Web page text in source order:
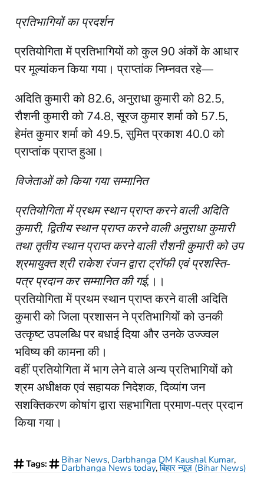
प्रतिभागियों का प्रदर्शन
प्रतियोगिता में प्रतिभागियों को कुल 90 अंकों के आधार
पर मूल्यांकन किया गया। प्राप्तांक निम्नवत रहे—
अदिति कुमारी को 82.6, अनुराधा कुमारी को 82.5,
रौशनी कुमारी को 74.8, सूरज कुमार शर्मा को 57.5,
हेमंत कुमार शर्मा को 49.5, सुमित प्रकाश 40.0 को
प्राप्तांक प्राप्त हुआ।
विजेताओं को किया गया सम्मानित
प्रतियोगिता में प्रथम स्थान प्राप्त करने वाली अदिति
कुमारी, द्वितीय स्थान प्राप्त करने वाली अनुराधा कुमारी
तथा तृतीय स्थान प्राप्त करने वाली रौशनी कुमारी को उप
श्रमायुक्त श्री राकेश रंजन द्वारा ट्रॉफी एवं प्रशस्ति-
पत्र प्रदान कर सम्मानित की गई, ।।
प्रतियोगिता में प्रथम स्थान प्राप्त करने वाली अदिति
कुमारी को जिला प्रशासन ने प्रतिभागियों को उनकी
उत्कृष्ट उपलब्धि पर बधाई दिया और उनके उज्ज्वल
भविष्य की कामना की।
वहीं प्रतियोगिता में भाग लेने वाले अन्य प्रतिभागियों को
श्रम अधीक्षक एवं सहायक निदेशक, दिव्यांग जन
सशक्तिकरण कोषांग द्वारा सहभागिता प्रमाण-पत्र प्रदान
किया गया।
Tags: Bihar News, Darbhanga DM Kaushal Kumar,
Darbhanga News today,बिहार न्यूज़ (Bihar News)